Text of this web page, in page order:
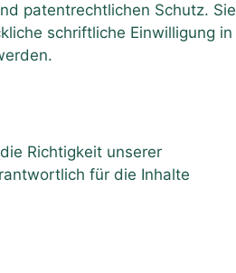
patentrechtlichen Schutz. Sie
schriftliche Einwilligung in
Richtigkeit unserer
für die Inhalte